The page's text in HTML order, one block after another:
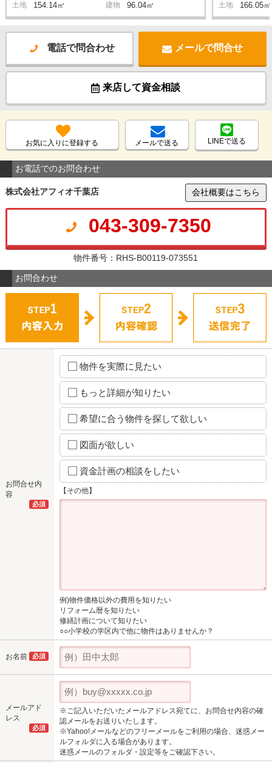
土地 154.14㎡ 建物 96.04㎡ 土地 166.05㎡
電話で問合わせ メールで問合せ
来店して資金相談
お気に入りに登録する メールで送る LINEで送る
お電話でのお問合わせ
株式会社アフィオ千葉店 会社概要はこちら
043-309-7350
物件番号：RHS-B00119-073551
お問合わせ
お問合せ内
容
必須
物件を実際に見たい
もっと詳細が知りたい
希望に合う物件を探して欲しい
図面が欲しい
資金計画の相談をしたい
【その他】
例)物件価格以外の費用を知りたい
リフォーム暦を知りたい
修繕計画について知りたい
○○小学校の学区内で他に物件はありませんか？
お名前 必須
メールアド
レス
必須
※ご記入いただいたメールアドレス宛てに、お問合せ内容の確
認メールをお送りいたします。
※Yahoo!メールなどのフリーメールをご利用の場合、迷惑メー
ルフォルダに入る場合があります。
迷惑メールのフォルダ・設定等をご確認下さい。